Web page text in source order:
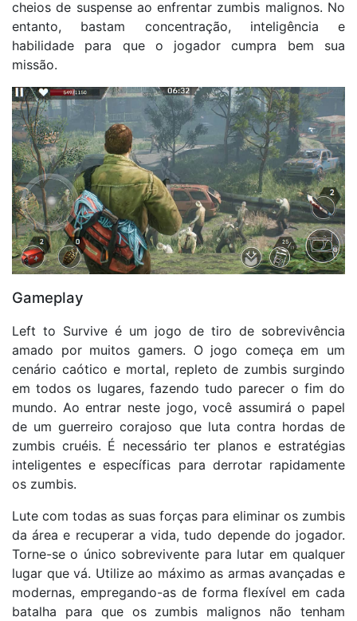
cheios de suspense ao enfrentar zumbis malignos. No
entanto, bastam concentração, inteligência e
habilidade para que o jogador cumpra bem sua
missão.
Gameplay
Left to Survive é um jogo de tiro de sobrevivência
amado por muitos gamers. O jogo começa em um
cenário caótico e mortal, repleto de zumbis surgindo
em todos os lugares, fazendo tudo parecer o fim do
mundo. Ao entrar neste jogo, você assumirá o papel
de um guerreiro corajoso que luta contra hordas de
zumbis cruéis. É necessário ter planos e estratégias
inteligentes e específicas para derrotar rapidamente
os zumbis.
Lute com todas as suas forças para eliminar os zumbis
da área e recuperar a vida, tudo depende do jogador.
Torne-se o único sobrevivente para lutar em qualquer
lugar que vá. Utilize ao máximo as armas avançadas e
modernas, empregando-as de forma flexível em cada
batalha para que os zumbis malignos não tenham